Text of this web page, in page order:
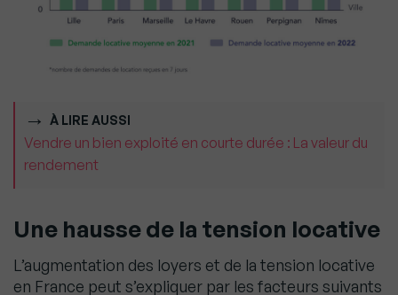
À LIRE AUSSI
Vendre un bien exploité en courte durée : La valeur du
rendement
Une hausse de la tension locative
L’augmentation des loyers et de la tension locative
en France peut s’expliquer par les facteurs suivants